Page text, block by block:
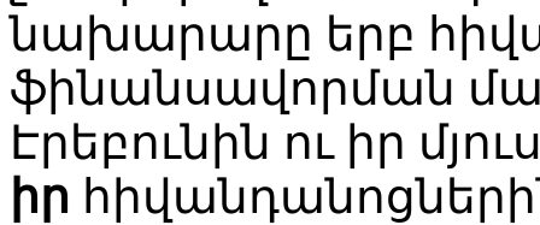
նախարարը երբ
ֆինանսավորման
Էրեբունին ու իր
իր